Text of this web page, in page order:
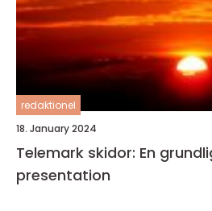
redaktionel
18. January 2024
Telemark skidor: En
presentation